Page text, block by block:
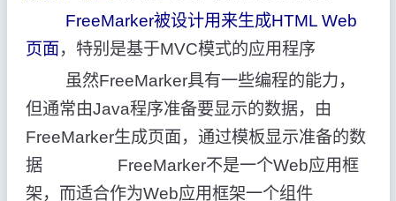
FreeMarker被设计用来生成HTML Web
页面，特别是基于MVC模式的应用程序
虽然FreeMarker具有一些编程的能力，
但通常由Java程序准备要显示的数据，由
FreeMarker生成页面，通过模板显示准备的数
据 FreeMarker不是一个Web应用框
架，而适合作为Web应用框架一个组件